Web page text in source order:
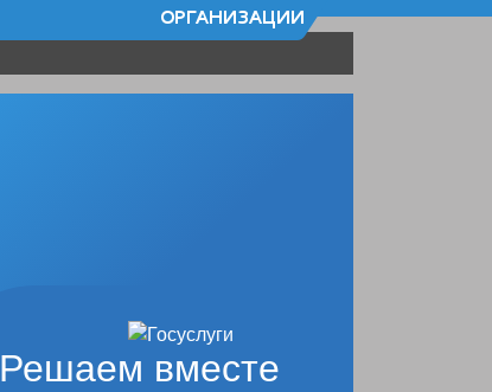
ОРГАНИЗАЦИИ
Решаем вместе